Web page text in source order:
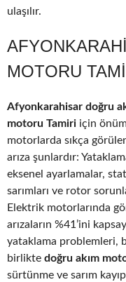
ulaşılır.
MOTORU
Afyonkarahisar doğru
motoru Tamiri için
motorlarda sıkça
arıza şunlardır:
eksenel ayarlamalar,
sarımları ve rotor
Elektrik motorlarında
arızaların %41’ini
yataklama problemleri,
birlikte doğru akım
sürtünme ve sarım